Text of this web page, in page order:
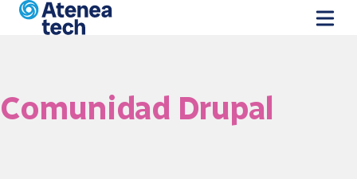
Pasar al contenido principal
Comunidad Drupal